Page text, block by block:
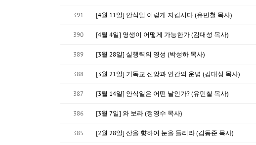
391 [4월 11일] 안식일 이렇게 지킵시다 (유민철 목사)
390 [4월 4일] 영생이 어떻게 가능한가 (김대성 목사)
389 [3월 28일] 실행력의 영성 (박성하 목사)
388 [3월 21일] 기독교 신앙과 인간의 운명 (김대성 목사)
387 [3월 14일] 안식일은 어떤 날인가? (유민철 목사)
386 [3월 7일] 와 보라 (정영수 목사)
385 [2월 28일] 산을 향하여 눈을 들리라 (김동준 목사)